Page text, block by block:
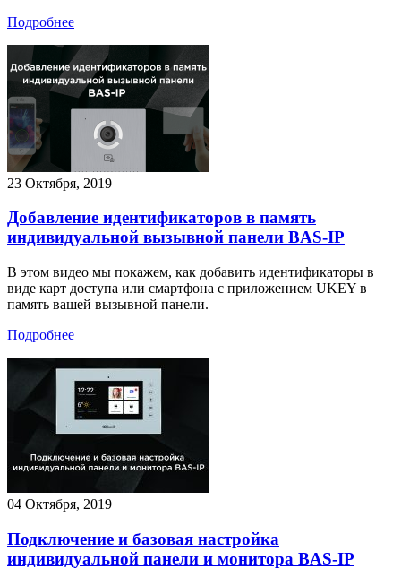
Подробнее
23 Октября, 2019
Добавление идентификаторов в память
индивидуальной вызывной панели BAS-IP
В этом видео мы покажем, как добавить идентификаторы в
виде карт доступа или смартфона с приложением UKEY в
память вашей вызывной панели.
Подробнее
04 Октября, 2019
Подключение и базовая настройка
индивидуальной панели и монитора BAS-IP